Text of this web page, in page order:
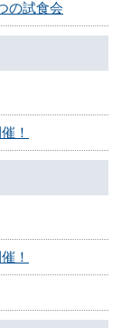
の試食会
！
！